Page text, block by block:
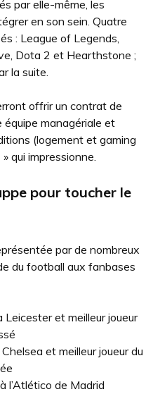
par elle-même, les
en son sein. Quatre
: League of Legends,
Dota 2 et Hearthstone ;
la suite.
offrir un contrat de
équipe managériale et
(logement et gaming
qui impressionne.
pour toucher le
par de nombreux
du football aux fanbases
et meilleur joueur
et meilleur joueur du
l’Atlético de Madrid